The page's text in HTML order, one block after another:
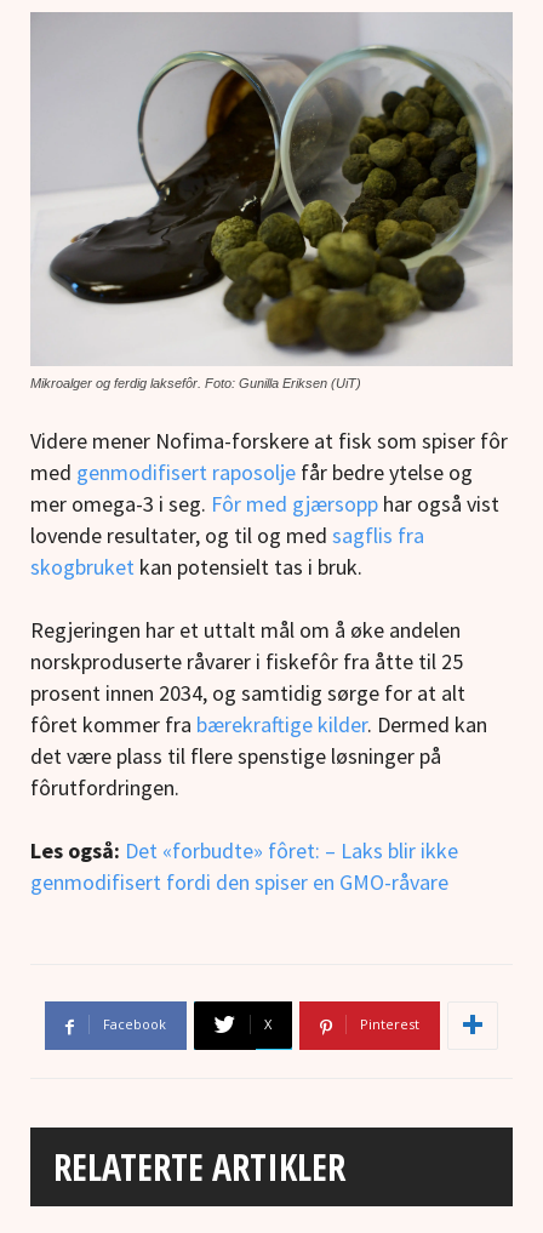
Mikroalger og ferdig laksefôr. Foto: Gunilla Eriksen (UiT)
Videre mener Nofima-forskere at fisk som spiser fôr
med genmodifisert raposolje får bedre ytelse og
mer omega-3 i seg. Fôr med gjærsopp har også vist
lovende resultater, og til og med sagflis fra
skogbruket kan potensielt tas i bruk.
Regjeringen har et uttalt mål om å øke andelen
norskproduserte råvarer i fiskefôr fra åtte til 25
prosent innen 2034, og samtidig sørge for at alt
fôret kommer fra bærekraftige kilder. Dermed kan
det være plass til flere spenstige løsninger på
fôrutfordringen.
Les også: Det «forbudte» fôret: – Laks blir ikke
genmodifisert fordi den spiser en GMO-råvare
Facebook X Pinterest
RELATERTE ARTIKLER